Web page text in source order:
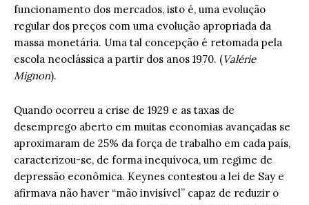
funcionamento dos mercados, isto é, uma evolução
regular dos preços com uma evolução apropriada da
massa monetária. Uma tal concepção é retomada pela
escola neoclássica a partir dos anos 1970. (Valérie
Mignon).
Quando ocorreu a crise de 1929 e as taxas de
desemprego aberto em muitas economias avançadas se
aproximaram de 25% da força de trabalho em cada país,
caracterizou-se, de forma inequívoca, um regime de
depressão econômica. Keynes contestou a lei de Say e
afirmava não haver “mão invisível” capaz de reduzir o